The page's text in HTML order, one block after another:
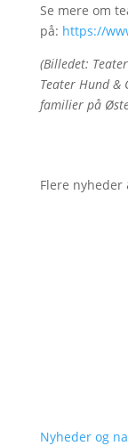
Se mere om
på: https://
(Billedet:
Teater Hund &
familier på
Flere nyheder
Nyheder og